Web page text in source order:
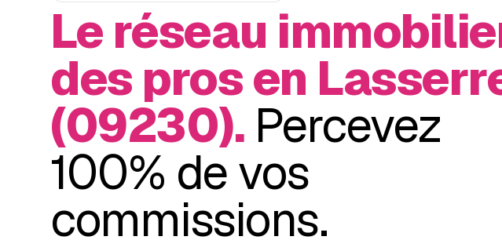
Le réseau
des pros en
(09230). Percevez
100% de vos
commissions.